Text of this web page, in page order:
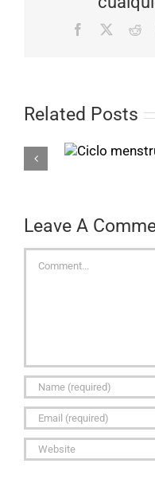
Facebook
Related Posts
Leave A
Comment